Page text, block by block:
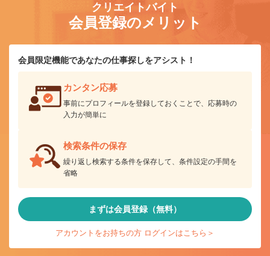
クリエイトバイト
会員登録のメリット
会員限定機能であなたの仕事探しをアシスト！
カンタン応募
事前にプロフィールを登録しておくことで、応募時の
入力が簡単に
検索条件の保存
繰り返し検索する条件を保存して、条件設定の手間を
省略
まずは会員登録（無料）
アカウントをお持ちの方 ログインはこちら＞